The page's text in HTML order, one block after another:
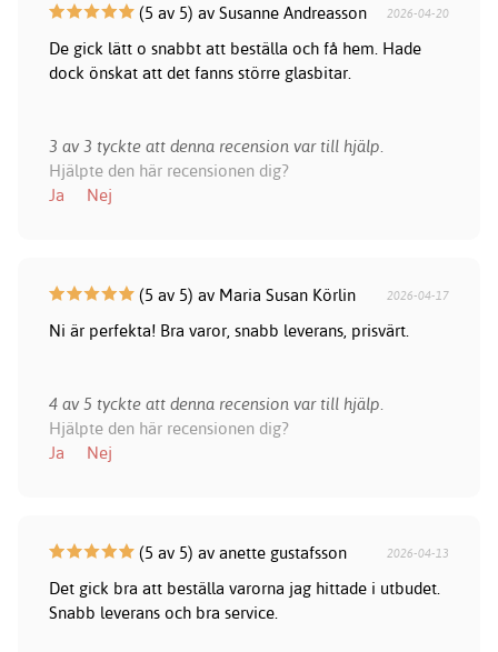
(5 av 5) av Susanne Andreasson 2026-04-20
De gick lätt o snabbt att beställa och få hem. Hade
dock önskat att det fanns större glasbitar.
3 av 3 tyckte att denna recension var till hjälp.
Hjälpte den här recensionen dig?
Ja
Nej
(5 av 5) av Maria Susan Körlin 2026-04-17
Ni är perfekta! Bra varor, snabb leverans, prisvärt.
4 av 5 tyckte att denna recension var till hjälp.
Hjälpte den här recensionen dig?
Ja
Nej
(5 av 5) av anette gustafsson 2026-04-13
Det gick bra att beställa varorna jag hittade i utbudet.
Snabb leverans och bra service.